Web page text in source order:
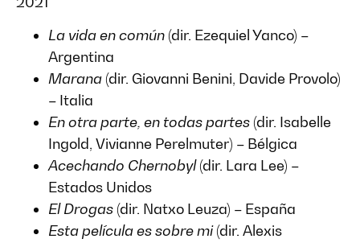
La vida en común (dir. Ezequiel Yanco) –
Argentina
Marana (dir. Giovanni Benini, Davide Provolo)
– Italia
En otra parte, en todas partes (dir. Isabelle
Ingold, Vivianne Perelmuter) – Bélgica
Acechando Chernobyl(dir. Lara Lee) –
Estados Unidos
El Drogas (dir. Natxo Leuza) – España
Esta película es sobre mi(dir. Alexis